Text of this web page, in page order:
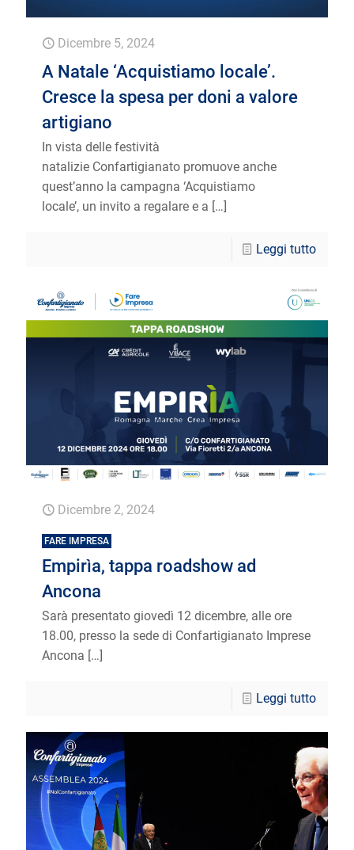
Dicembre 5, 2024
A Natale ‘Acquistiamo locale’.
Cresce la spesa per doni a valore
artigiano
In vista delle festività
natalizie Confartigianato promuove anche
quest’anno la campagna ‘Acquistiamo
locale’, un invito a regalare e a […]
Leggi tutto
Dicembre 2, 2024
FARE IMPRESA
Empirìa, tappa roadshow ad
Ancona
Sarà presentato giovedì 12 dicembre, alle ore
18.00, presso la sede di Confartigianato Imprese
Ancona […]
Leggi tutto